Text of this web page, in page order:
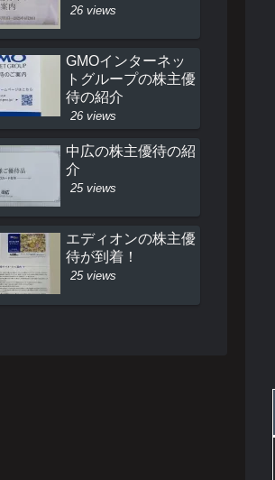
26 views
GMOインターネッ
トグループの株主優
待の紹介
26 views
中広の株主優待の紹
介
25 views
エディオンの株主優
待が到着！
25 views